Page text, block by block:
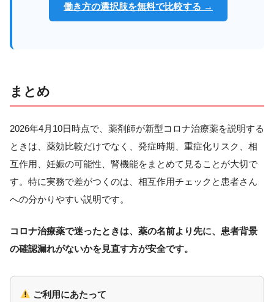
働き方の選択肢を無料で比較する →
まとめ
2026年4月10日時点で、薬剤師が新型コロナ治療薬を説明する
ときは、薬効比較だけでなく、発症時期、重症化リスク、相
互作用、妊娠の可能性、腎機能をまとめて見ることが大切で
す。特に実務で差がつくのは、相互作用チェックと患者さん
への分かりやすい説明です。
コロナ治療薬で迷ったときは、薬の名前より先に、患者背景
の確認漏れがないかを見直す方が安全です。
ご利用にあたって